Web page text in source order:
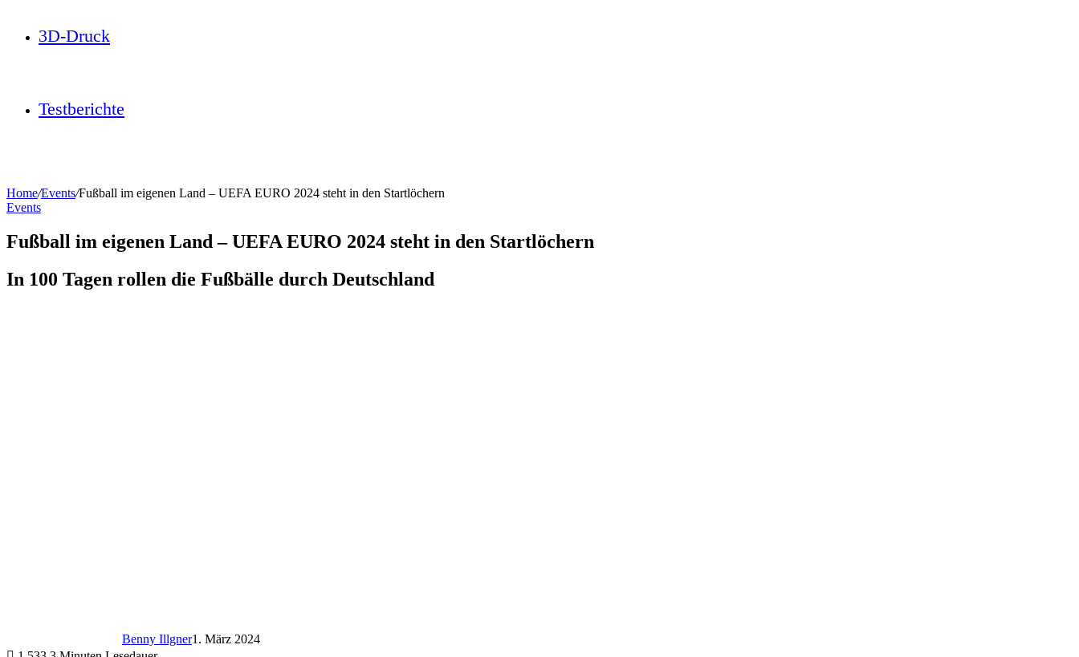
3D-Druck
Testberichte
Home/Events/Fußball im eigenen Land – UEFA EURO 2024 steht in den Startlöchern
Events
Fußball im eigenen Land – UEFA EURO 2024 steht in den Startlöchern
In 100 Tagen rollen die Fußbälle durch Deutschland
Benny Illgner1. März 2024